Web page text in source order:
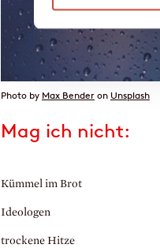
Photo by Max Bender on Unsplash
Mag ich nicht:
Kümmel im Brot
Ideologen
trockene Hitze